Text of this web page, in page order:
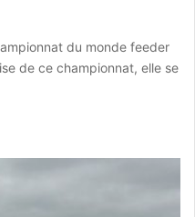
du monde feeder
de ce championnat, elle se